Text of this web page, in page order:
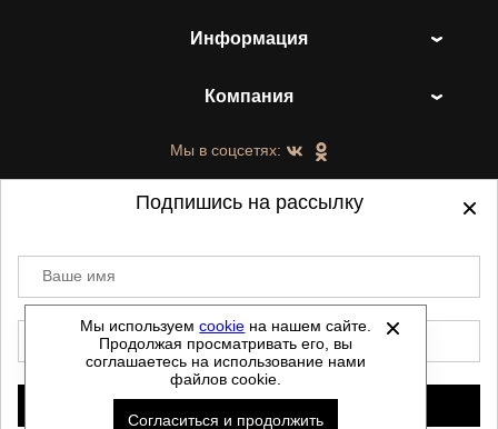
Информация
Компания
Мы в соцсетях:
©2021-2026 - ShoesTown.ru - все права
защищены.
Данный сайт не является интернет магазином и
не является публичной офертой.
Политика обработки персональных данных
Мы используемcookie на нашем сайте.
Продолжая просматривать его, вы
соглашаетесь на использование нами
файлов cookie.
Согласиться и продолжить
Подпишись на рассылку
Ваше имя